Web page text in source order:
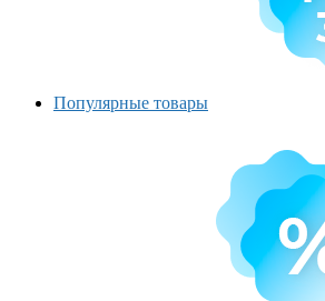
Популярные товары